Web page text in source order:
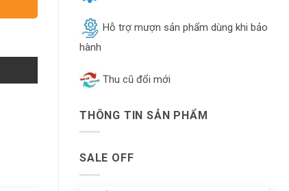
Hỗ trợ mượn sản phẩm dùng khi bảo
hành
Thu cũ đổi mới
THÔNG TIN SẢN PHẨM
SALE OFF